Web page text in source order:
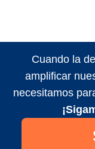
Cuando la
amplificar
necesitamos